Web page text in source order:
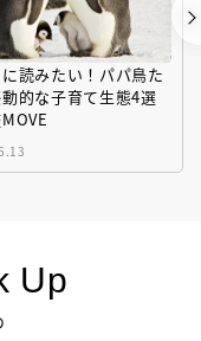
読みたい！パパ鳥た
的な子育て生態4選
Up